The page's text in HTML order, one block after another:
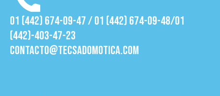
01 (442) 674-09-47 / 01 (442) 674-09-48/01
(442)-403-47-23
contacto@tecsadomotica.com